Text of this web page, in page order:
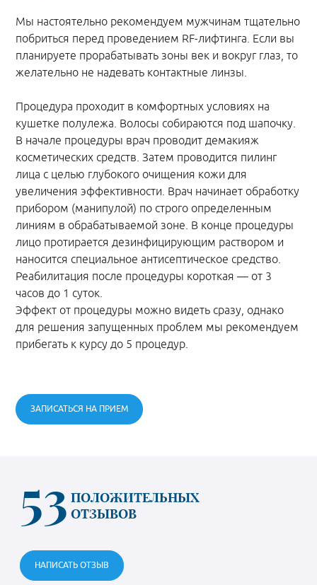
Мы настоятельно рекомендуем мужчинам тщательно
побриться перед проведением RF-лифтинга. Если вы
планируете прорабатывать зоны век и вокруг глаз, то
желательно не надевать контактные линзы.
Процедура проходит в комфортных условиях на
кушетке полулежа. Волосы собираются под шапочку.
В начале процедуры врач проводит демакияж
косметических средств. Затем проводится пилинг
лица с целью глубокого очищения кожи для
увеличения эффективности. Врач начинает обработку
прибором (манипулой) по строго определенным
линиям в обрабатываемой зоне. В конце процедуры
лицо протирается дезинфицирующим раствором и
наносится специальное антисептическое средство.
Реабилитация после процедуры короткая — от 3
часов до 1 суток.
Эффект от процедуры можно видеть сразу, однако
для решения запущенных проблем мы рекомендуем
прибегать к курсу до 5 процедур.
ЗАПИСАТЬСЯ НА ПРИЕМ
53 ПОЛОЖИТЕЛЬНЫХ
ОТЗЫВОВ
НАПИСАТЬ ОТЗЫВ